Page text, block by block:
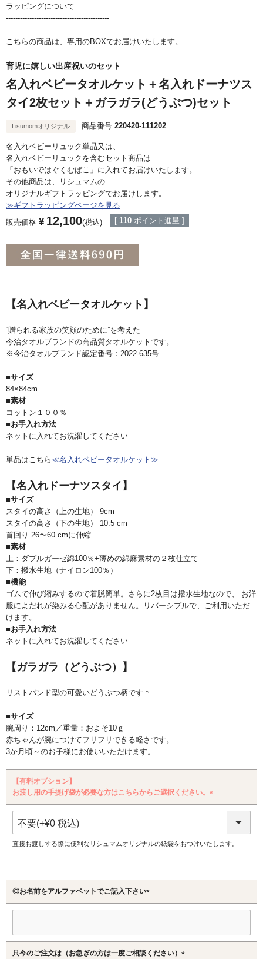
ラッピングについて
--------------------------------------------
こちらの商品は、専用のBOXでお届けいたします。
育児に嬉しい出産祝いのセット
名入れベビータオルケット＋名入れドーナツス
タイ2枚セット＋ガラガラ(どうぶつ)セット
Lisumomオリジナル 商品番号 220420-111202
名入れベビーリュック単品又は、
名入れベビーリュックを含むセット商品は
「おもいではぐくむばこ」に入れてお届けいたします。
その他商品は、リシュマムの
オリジナルギフトラッピングでお届けします。
≫ギフトラッピングページを見る
販売価格 ¥ 12,100 税込 [ 110 ポイント進呈 ]
【名入れベビータオルケット】
“贈られる家族の笑顔のために”を考えた
今治タオルブランドの高品質タオルケットです。
※今治タオルブランド認定番号：2022-635号
■サイズ
84×84cm
■素材
コットン１００％
■お手入れ方法
ネットに入れてお洗濯してください
単品はこちら ≪名入れベビータオルケット≫
【名入れドーナツスタイ】
■サイズ
スタイの高さ（上の生地） 9cm
スタイの高さ（下の生地） 10.5 cm
首回り 26〜60 cmに伸縮
■素材
上：ダブルガーゼ綿100％+薄めの綿麻素材の２枚仕立て
下：撥水生地（ナイロン100％）
■機能
ゴムで伸び縮みするので着脱簡単。さらに2枚目は撥水生地なので、 お洋
服によだれが染みる心配がありません。リバーシブルで、ご利用いただ
けます。
■お手入れ方法
ネットに入れてお洗濯してください
【ガラガラ（どうぶつ）】
リストバンド型の可愛いどうぶつ柄です＊
■サイズ
腕周り：12cm／重量：およそ10ｇ
赤ちゃんが腕につけてフリフリできる軽さです。
3か月頃～のお子様にお使いいただけます。
【有料オプション】
お渡し用の手提げ袋が必要な方はこちらからご選択ください。
(必
直接お渡しする際に便利なリシュマムオリジナルの紙袋をおつけいたします。
◎お名前をアルファベットでご記入下さい
(必
只今のご注文は（お急ぎの方は一度ご相談ください）